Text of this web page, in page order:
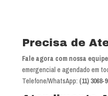
Precisa de
Fale agora com nossa
emergencial e agendado em
Telefone/WhatsApp: (11) 3068-